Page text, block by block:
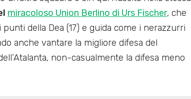
miracoloso Union Berlino di Urs Fischer, che
della Dea (17) e guida come i nerazzurri
anche vantare la migliore difesa del
non-casualmente la difesa meno